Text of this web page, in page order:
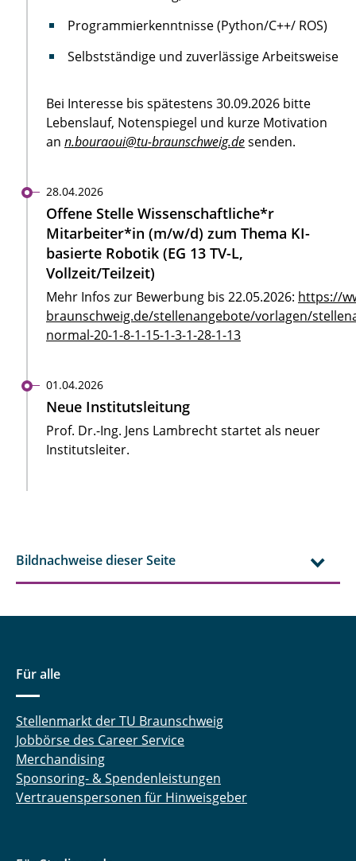
Programmierkenntnisse (Python/C++/ ROS)
Selbstständige und zuverlässige Arbeitsweise
Bei Interesse bis spätestens 30.09.2026 bitte
Lebenslauf, Notenspiegel und kurze Motivation
an n.bouraoui@tu-braunschweig.desenden.
28.04.2026
Offene Stelle Wissenschaftliche*r
Mitarbeiter*in (m/w/d) zum Thema KI-
basierte Robotik (EG 13 TV-L,
Vollzeit/Teilzeit)
Mehr Infos zur Bewerbung bis 22.05.2026: https://
braunschweig.de/stellenangebote/vorlagen/
normal-20-1-8-1-15-1-3-1-28-1-13
01.04.2026
Neue Institutsleitung
Prof. Dr.-Ing. Jens Lambrecht startet als neuer
Institutsleiter.
Bildnachweise dieser Seite
Für alle
Stellenmarkt der TU Braunschweig
Jobbörse des Career Service
Merchandising
Sponsoring- & Spendenleistungen
Vertrauenspersonen für Hinweisgeber